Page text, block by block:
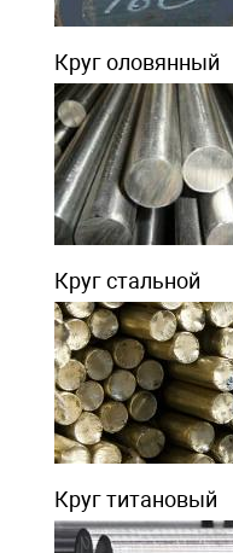
Круг оловянный
Круг стальной
Круг титановый